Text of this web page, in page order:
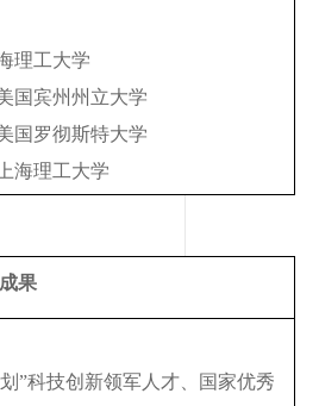
理工大学
国宾州州立大学
国罗彻斯特大学
海理工大学
果
”科技创新领军人才、国家优秀